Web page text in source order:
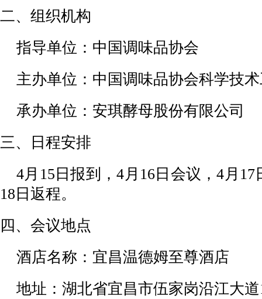
二、组织机构
指导单位：中国调味品协会
主办单位：中国调味品协会科学技
承办单位：安琪酵母股份有限公司
三、日程安排
4月15日报到，4月16日会议，4月
18日返程。
四、会议地点
酒店名称：宜昌温德姆至尊酒店
地址：湖北省宜昌市伍家岗沿江大道